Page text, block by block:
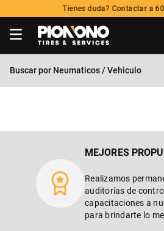
Tienes duda? Contactar a
Buscar por Neumaticos / Vehiculo
MEJORES
Realizamos
auditorías de
capacitaciones a
para brindarte lo